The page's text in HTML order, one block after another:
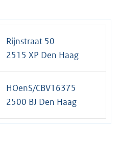
Rijnstraat 50
2515 XP Den Haag
HOenS/CBV16375
2500 BJ Den Haag